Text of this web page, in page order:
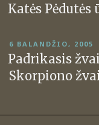
Katės Pėdutės
PASKELBTA
6 BALANDŽIO, 2005
Padrikasis
Skorpiono